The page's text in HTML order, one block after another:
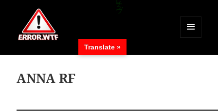
MENÜ
WIDGETS
ANNA RF
Translate »